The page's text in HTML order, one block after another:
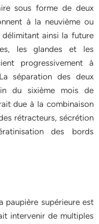
sous forme de deux
à la neuvième ou
ainsi la future
les glandes et les
progressivement à
séparation des deux
du sixième mois de
due à la combinaison
rétracteurs, sécrétion
des bords
paupière supérieure est
intervenir de multiples